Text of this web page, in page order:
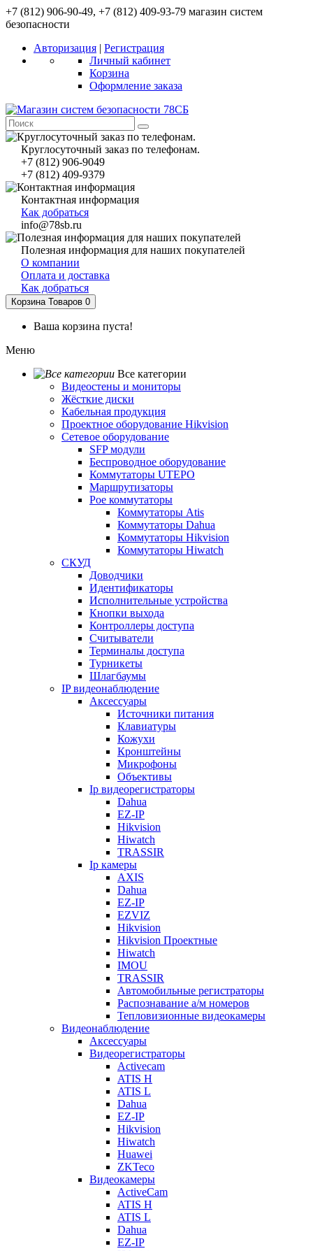
+7 (812) 906-90-49, +7 (812) 409-93-79 магазин систем
безопасности
Авторизация | Регистрация
Личный кабинет
Корзина
Оформление заказа
Круглосуточный заказ по телефонам.
+7 (812) 906-9049
+7 (812) 409-9379
Контактная информация
Как добраться
info@78sb.ru
Полезная информация для наших покупателей
О компании
Оплата и доставка
Как добраться
Корзина Товаров 0
Ваша корзина пуста!
Меню
Все категории
Видеостены и мониторы
Жёсткие диски
Кабельная продукция
Проектное оборудование Hikvision
Сетевое оборудование
SFP модули
Беспроводное оборудование
Коммутаторы UTEPO
Маршрутизаторы
Poe коммутаторы
Коммутаторы Atis
Коммутаторы Dahua
Коммутаторы Hikvision
Коммутаторы Hiwatch
СКУД
Доводчики
Идентификаторы
Исполнительные устройства
Кнопки выхода
Контроллеры доступа
Считыватели
Терминалы доступа
Турникеты
Шлагбаумы
IP видеонаблюдение
Аксессуары
Источники питания
Клавиатуры
Кожухи
Кронштейны
Микрофоны
Объективы
Ip видеорегистраторы
Dahua
EZ-IP
Hikvision
Hiwatch
TRASSIR
Ip камеры
AXIS
Dahua
EZ-IP
EZVIZ
Hikvision
Hikvision Проектные
Hiwatch
IMOU
TRASSIR
Автомобильные регистраторы
Распознавание а/м номеров
Тепловизионные видеокамеры
Видеонаблюдение
Аксессуары
Видеорегистраторы
Activecam
ATIS H
ATIS L
Dahua
EZ-IP
Hikvision
Hiwatch
Huawei
ZKTeco
Видеокамеры
ActiveCam
ATIS H
ATIS L
Dahua
EZ-IP